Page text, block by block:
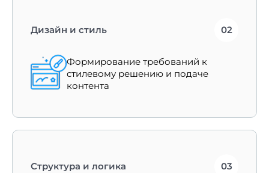
Дизайн и стиль 02
Формирование требований к
стилевому решению и подаче
контента
Структура и логика 03